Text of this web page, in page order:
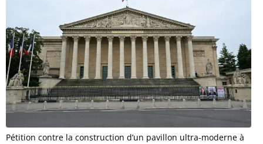
Pétition contre la construction d’un pavillon ultra-moderne à